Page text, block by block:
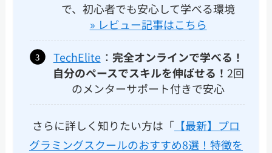
で、初心者でも安心して学べる環境
» レビュー記事はこちら
TechElite ： 完全オンラインで学べる！
自分のペースでスキルを伸ばせる！ 2回
のメンターサポート付きで安心
さらに詳しく知りたい方は「 【最新】プロ
グラミングスクールのおすすめ8選！特徴を